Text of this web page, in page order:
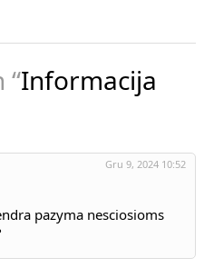
“Informacija
Gru 9, 2024 10:52
pazyma nesciosioms